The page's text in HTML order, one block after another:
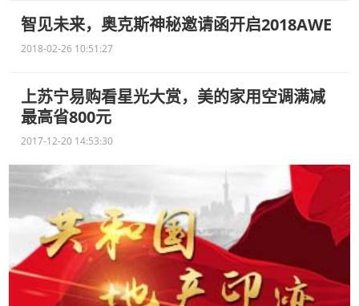
智见未来，奥克斯神秘邀请函开启2018AWE
2018-02-26 10:51:27
上苏宁易购看星光大赏，美的家用空调满减
最高省800元
2017-12-20 14:53:30